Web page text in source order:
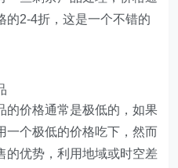
的2-4折，这是一个不错的
价格通常是极低的，如果
一个极低的价格吃下，然而
的优势，利用地域或时空差